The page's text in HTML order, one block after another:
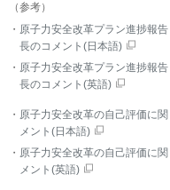
（参考）
原子力安全改革プラン進捗報
長のコメント(日本語)
原子力安全改革プラン進捗報
長のコメント(英語)
原子力安全改革の自己評価に
メント(日本語)
原子力安全改革の自己評価に
メント(英語)